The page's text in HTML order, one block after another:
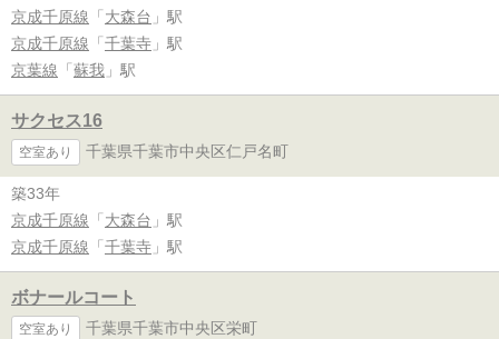
京成千原線 「 大森台 」駅
京成千原線 「 千葉寺 」駅
京葉線 「 蘇我 」駅
サクセス16
空室あり 千葉県千葉市中央区仁戸名町
築33年
京成千原線 「 大森台 」駅
京成千原線 「 千葉寺 」駅
ボナールコート
空室あり 千葉県千葉市中央区栄町